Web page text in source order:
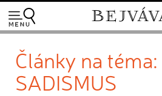
Články na téma:
SADISMUS